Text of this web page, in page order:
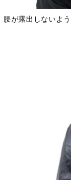
腰が露出しないよ